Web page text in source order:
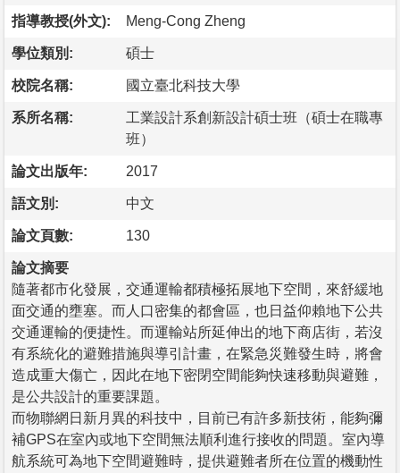
指導教授(外文): Meng-Cong Zheng
學位類別: 碩士
校院名稱: 國立臺北科技大學
系所名稱:
工業設計系創新設計碩士班（碩士在職專
班）
論文出版年: 2017
語文別: 中文
論文頁數: 130
論文摘要
隨著都市化發展，交通運輸都積極拓展地下空間，來舒緩地
面交通的壅塞。而人口密集的都會區，也日益仰賴地下公共
交通運輸的便捷性。而運輸站所延伸出的地下商店街，若沒
有系統化的避難措施與導引計畫，在緊急災難發生時，將會
造成重大傷亡，因此在地下密閉空間能夠快速移動與避難，
是公共設計的重要課題。
而物聯網日新月異的科技中，目前已有許多新技術，能夠彌
補GPS在室內或地下空間無法順利進行接收的問題。室內導
航系統可為地下空間避難時，提供避難者所在位置的機動性